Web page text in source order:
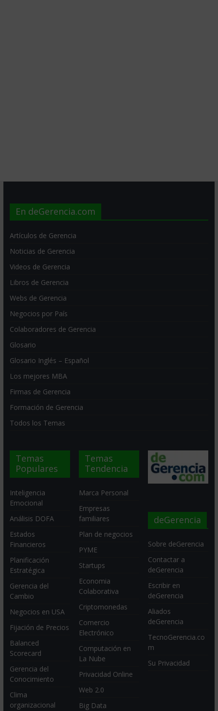
En deGerencia.com
Artículos de Gerencia
Noticias de Gerencia
Videos de Gerencia
Libros de Gerencia
Webs de Gerencia
Negocios por País
Colaboradores de Gerencia
Glosario
Glosario Inglés – Español
Los mejores MBA
Firmas de Gerencia
Formación de Gerencia
Todos los Temas
Temas
Populares
Inteligencia
Emocional
Análisis DOFA
Estados
Financieros
Planificación
Estratégica
Gerencia del
Cambio
Negocios en USA
Fijación de Precios
Balanced
Scorecard
Gerencia del
Conocimiento
Clima
organizacional
Temas
Tendencia
Marca Personal
Empresas
familiares
Plan de negocios
PYME
Startups
Economia
Colaborativa
Criptomonedas
Comercio
Electrónico
Computación en
La Nube
Privacidad Online
Web 2.0
Big Data
deGerencia
Sobre deGerencia
Contactar a
deGerencia
Escribir en
deGerencia
Aliados
deGerencia
TecnoGerencia.co
m
Su Privacidad